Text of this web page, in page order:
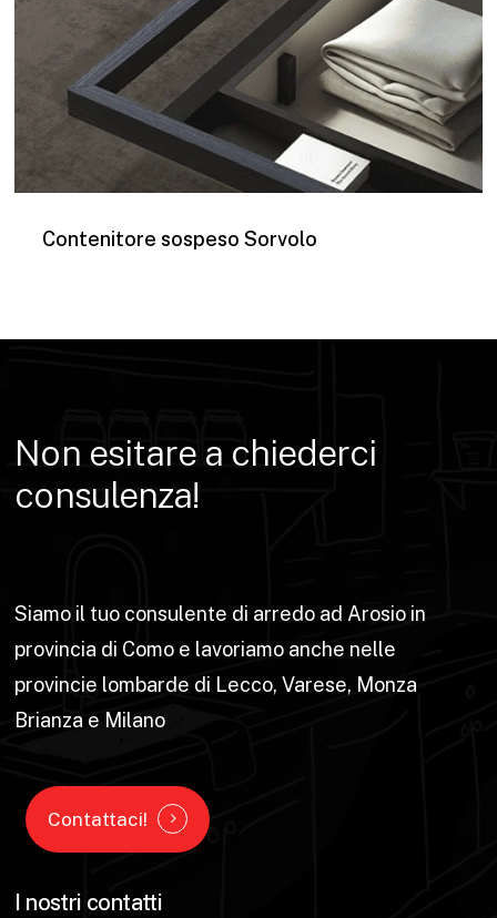
Contenitore sospeso Sorvolo
Non esitare a chiederci
consulenza!
Siamo il tuo consulente di arredo ad Arosio in
provincia di Como e lavoriamo anche nelle
provincie lombarde di Lecco, Varese, Monza
Brianza e Milano
Contattaci!
I nostri contatti